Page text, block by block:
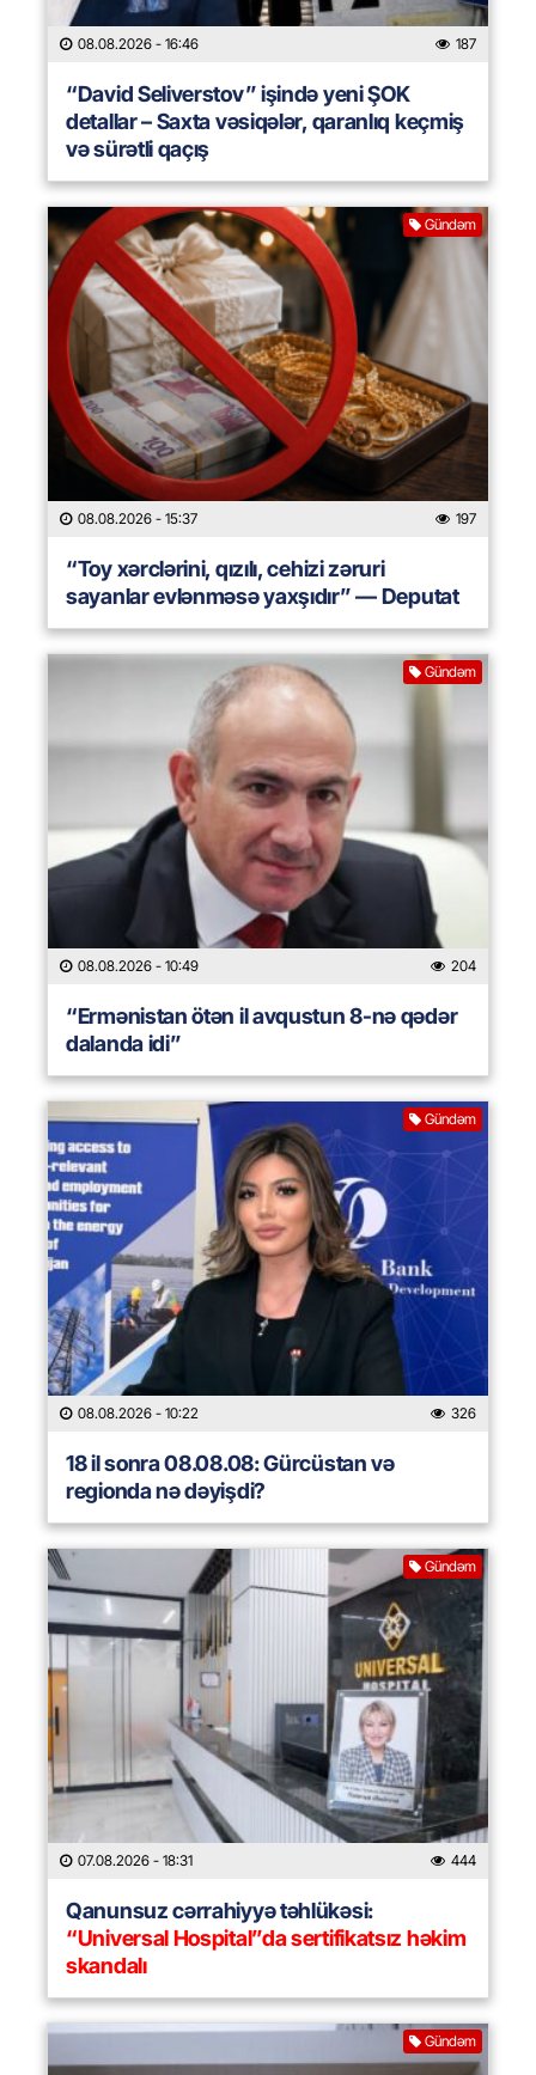
08.08.2026 - 16:46 187
“David Seliverstov” işində yeni ŞOK
detallar – Saxta vəsiqələr, qaranlıq keçmiş
və sürətli qaçış
Gündəm
08.08.2026 - 15:37 197
“Toy xərclərini, qızılı, cehizi zəruri
sayanlar evlənməsə yaxşıdır” — Deputat
Gündəm
08.08.2026 - 10:49 204
“Ermənistan ötən il avqustun 8-nə qədər
dalanda idi”
Gündəm
08.08.2026 - 10:22 326
18 il sonra 08.08.08: Gürcüstan və
regionda nə dəyişdi?
Gündəm
07.08.2026 - 18:31 444
Qanunsuz cərrahiyyə təhlükəsi:
“Universal Hospital”da sertifikatsız həkim
skandalı
Gündəm